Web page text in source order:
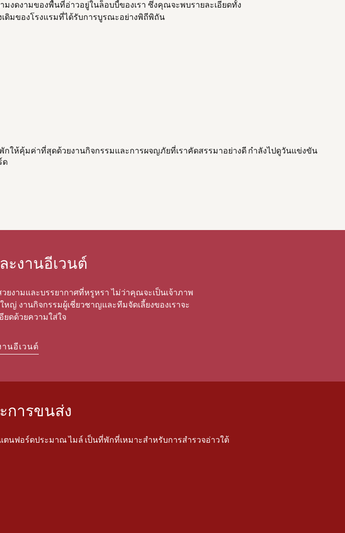
ามงดงามของพื้นที่อ่าวอยู่ในล็อบบี้ของเรา ซึ่งคุณจะพบรายละเอียดทั้ง
เดิมของโรงแรมที่ได้รับการบูรณะอย่างพิถีพิถัน
กให้คุ้มค่าที่สุดด้วยงานกิจกรรมและการผจญภัยที่เราคัดสรรมาอย่างดี กําลังไปดูวันแข่งขัน
ด
ะงานอีเวนต์
งามและบรรยากาศที่หรูหรา ไม่ว่าคุณจะเป็นเจ้าภาพ
ญ่ งานกิจกรรมผู้เชี่ยวชาญและทีมจัดเลี้ยงของเราจะ
ยดด้วยความใส่ใจ
นอีเวนต์
การขนส่ง
ตนฟอร์ดประมาณ ไมล์ เป็นที่พักที่เหมาะสําหรับการสํารวจอ่าวใต้